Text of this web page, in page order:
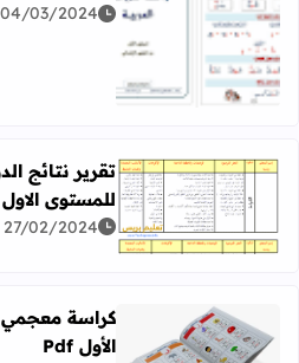
اقرأ المزيد عن كراسة واحة
04/03/2024
اقرأ المزيد عن تقرير نتائج
تقرير نتائج
للمستوى الاول
27/02/2024
كراسة معجمي
الأول Pdf